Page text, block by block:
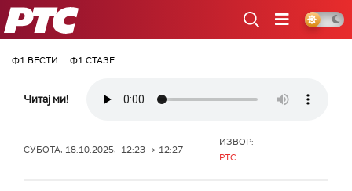
РТС
Ф1 ВЕСТИ Ф1 СТАЗЕ
Читај ми!
СУБОТА, 18.10.2025, 12:23 -> 12:27
ИЗВОР:
РТС